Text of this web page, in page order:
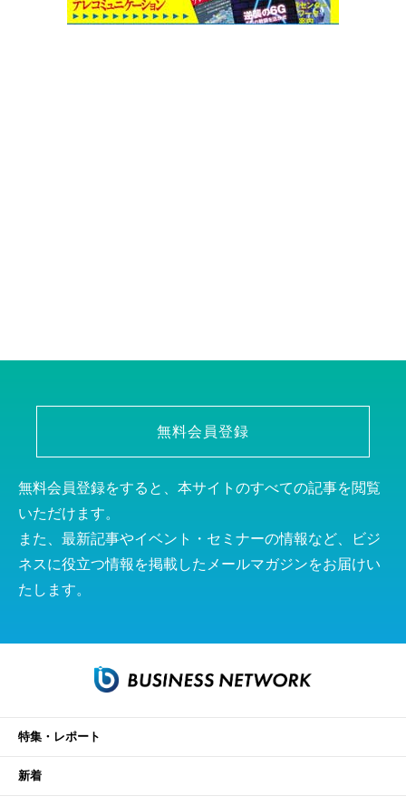
無料会員登録
無料会員登録をすると、本サイトのすべての記事を閲覧
いただけます。
また、最新記事やイベント・セミナーの情報など、ビジ
ネスに役立つ情報を掲載したメールマガジンをお届けい
たします。
特集・レポート
新着